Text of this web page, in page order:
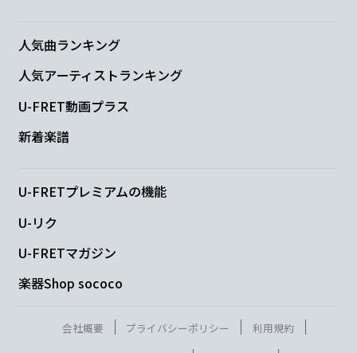
言葉 達は
D
無価値な
Em7
満た
Cmaj7
されない 叶わない こ
じゃ
Cmaj7
だれの心も照 らせない
人気曲ランキング
人気アーティストランキング
U-FRET動画プラス
新着楽譜
U-FRETプレミアムの機能
U-リク
U-FRETマガジン
楽器Shop sococo
会社概要 プライバシーポリシー
利用規約